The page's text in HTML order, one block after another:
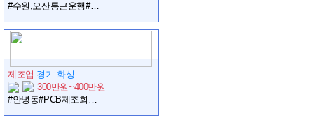
#수원,오산통근운행#주급가능#단순업무#스마트키#F비자환영
제조업 경기 화성
300만원~400만원
#안녕동#PCB제조회사#주간,2교대#주급가능#주차공간굿